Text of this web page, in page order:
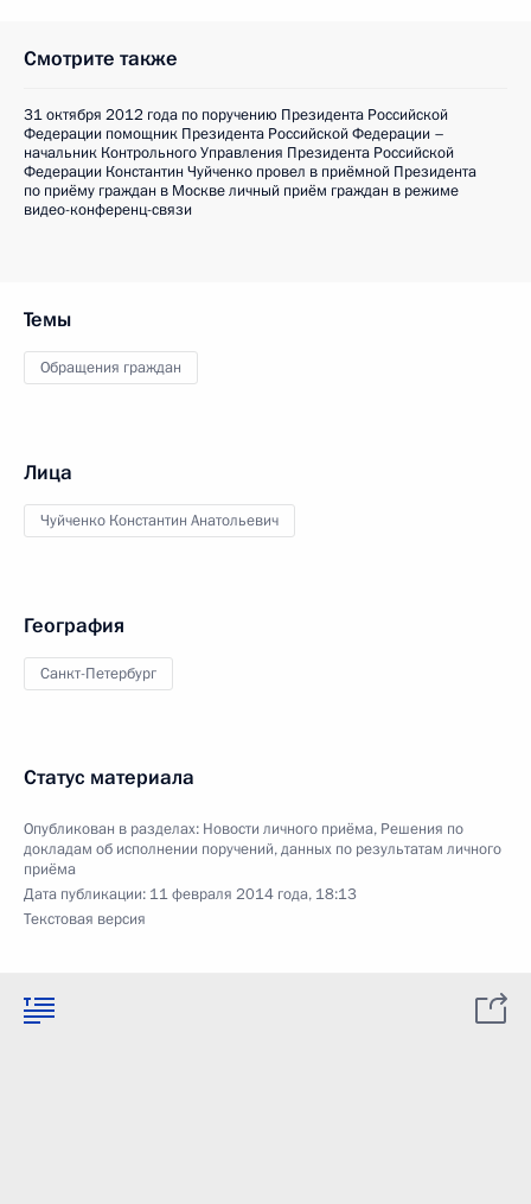
Смотрите также
31 октября 2012 года по поручению Президента Российской
Федерации помощник Президента Российской Федерации –
начальник Контрольного Управления Президента Российской
Федерации Константин Чуйченко провел в приёмной Президента
по приёму граждан в Москве личный приём граждан в режиме
видео-конференц-связи
Темы
Обращения граждан
Лица
Чуйченко Константин Анатольевич
География
Санкт-Петербург
Статус материала
Опубликован в разделах: Новости личного приёма, Решения по
докладам об исполнении поручений, данных по результатам личного
приёма
Дата публикации: 11 февраля 2014 года, 18:13
Текстовая версия